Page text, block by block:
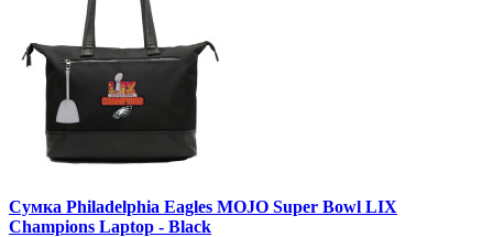
Сумка Philadelphia Eagles MOJO Super Bowl LIX
Champions Laptop - Black